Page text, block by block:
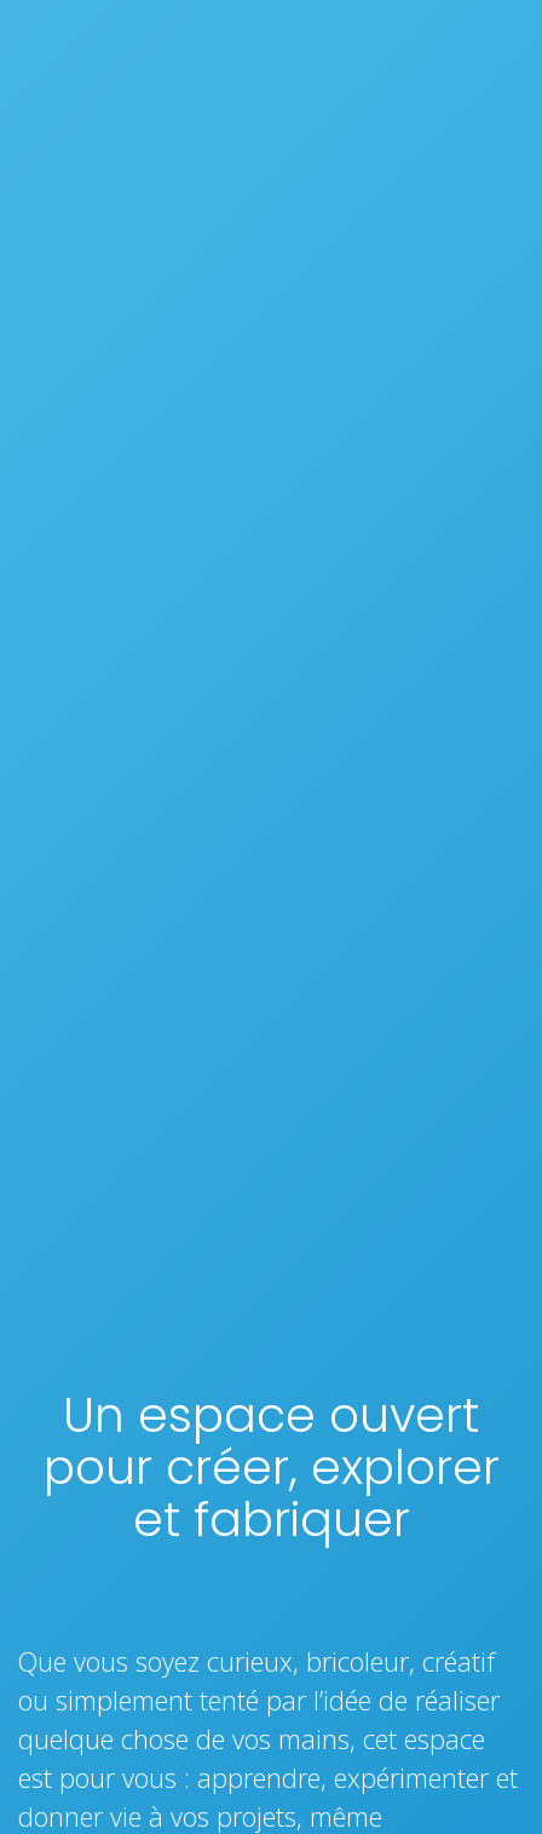
​Un espace ouvert
pour créer, explorer
et fabriquer
Que vous soyez curieux, bricoleur, créatif
ou simplement tenté par l’idée de réaliser
quelque chose de vos mains, cet espace
est pour vous : apprendre, expérimenter et
donner vie à vos projets, même